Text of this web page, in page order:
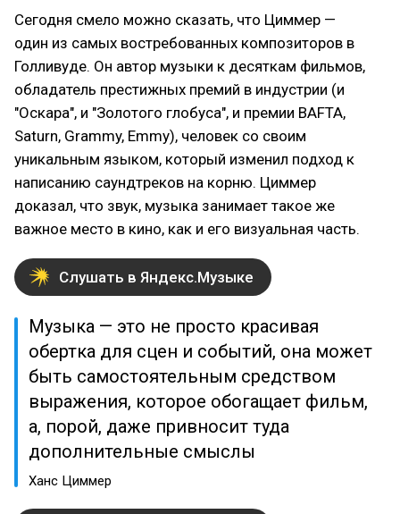
Сегодня смело можно сказать, что Циммер —
один из самых востребованных композиторов в
Голливуде. Он автор музыки к десяткам фильмов,
обладатель престижных премий в индустрии (и
"Оскара", и "Золотого глобуса", и премии BAFTA,
Saturn, Grammy, Emmy), человек со своим
уникальным языком, который изменил подход к
написанию саундтреков на корню. Циммер
доказал, что звук, музыка занимает такое же
важное место в кино, как и его визуальная часть.
Слушать в Яндекс.Музыке
Музыка — это не просто красивая
обертка для сцен и событий, она может
быть самостоятельным средством
выражения, которое обогащает фильм,
а, порой, даже привносит туда
дополнительные смыслы
Ханс Циммер